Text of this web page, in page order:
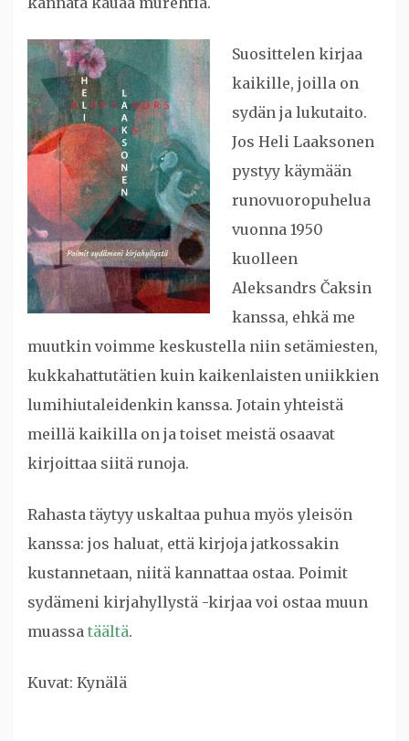
Suosittelen kirjaa
kaikille, joilla on
sydän ja lukutaito.
Jos Heli Laaksonen
pystyy käymään
runovuoropuhelua
vuonna 1950
kuolleen
Aleksandrs Čaksin
kanssa, ehkä me
muutkin voimme keskustella niin setämiesten,
kukkahattutätien kuin kaikenlaisten uniikkien
lumihiutaleidenkin kanssa. Jotain yhteistä
meillä kaikilla on ja toiset meistä osaavat
kirjoittaa siitä runoja.
Rahasta täytyy uskaltaa puhua myös yleisön
kanssa: jos haluat, että kirjoja jatkossakin
kustannetaan, niitä kannattaa ostaa. Poimit
sydämeni kirjahyllystä -kirjaa voi ostaa muun
muassa täältä.
Kuvat: Kynälä